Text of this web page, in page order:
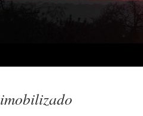
imobilizado